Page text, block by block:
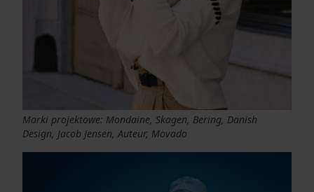
Marki projektowe: Mondaine, Skagen, Bering, Danish
Design, Jacob Jensen, Auteur, Movado